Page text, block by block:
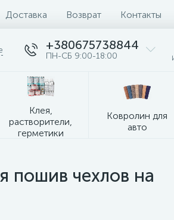
Доставка Возврат Контакты
+380675738844
ПН-СБ 9:00-18:00
Клея,
растворители,
герметики
Ковролин для
авто
пошив чехлов на